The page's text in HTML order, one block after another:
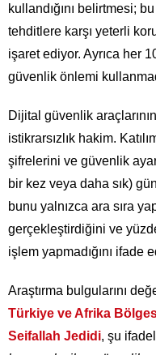
kullandığını belirtmesi;
tehditlere karşı yeterli
işaret ediyor. Ayrıca her
güvenlik önlemi
Dijital güvenlik
istikrarsızlık hakim.
şifrelerini ve güvenlik
bir kez veya daha sık)
bunu yalnızca ara sıra
gerçekleştirdiğini ve
işlem yapmadığını ifade
Araştırma bulgularını
Türkiye ve Afrika
Seifallah Jedidi, şu